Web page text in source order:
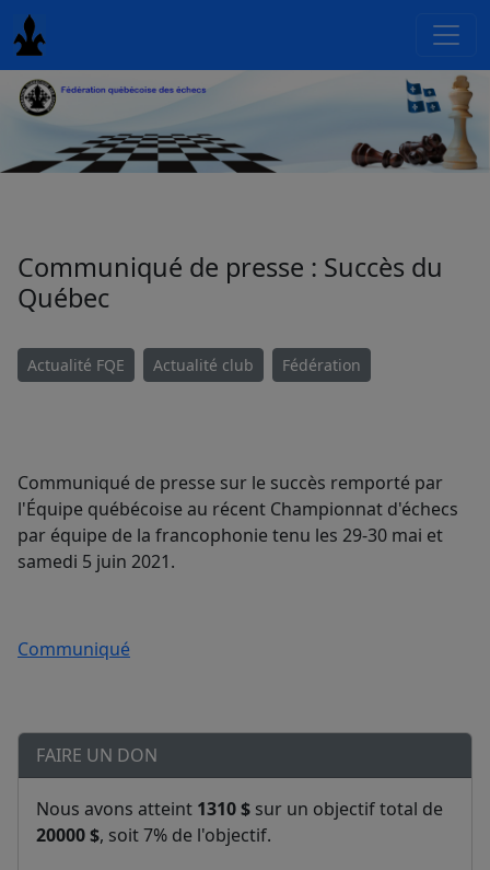
Communiqué de presse : Succès du
Québec
Actualité FQE Actualité club Fédération
Communiqué de presse sur le succès remporté par
l'Équipe québécoise au récent Championnat d'échecs
par équipe de la francophonie tenu les 29-30 mai et
samedi 5 juin 2021.
Communiqué
FAIRE UN DON
Nous avons atteint 1310 $ sur un objectif total de
20000 $, soit 7% de l'objectif.